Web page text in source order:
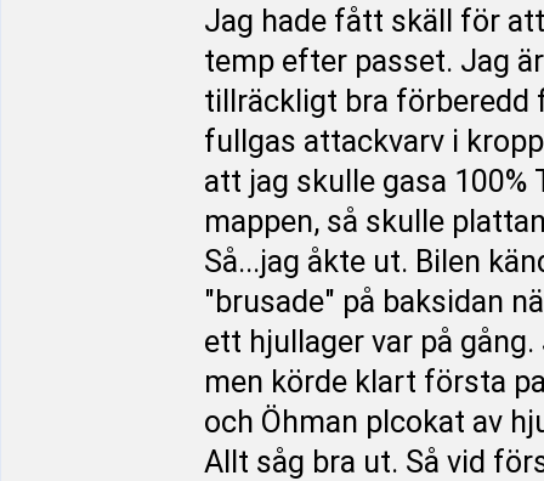
Jag hade fått skäll för
temp efter passet. Jag
tillräckligt bra förberedd
fullgas attackvarv i
att jag skulle gasa 100%
mappen, så skulle
Så...jag åkte ut. Bilen
"brusade" på baksidan
ett hjullager var på
men körde klart första
och Öhman plcokat av
Allt såg bra ut. Så vid